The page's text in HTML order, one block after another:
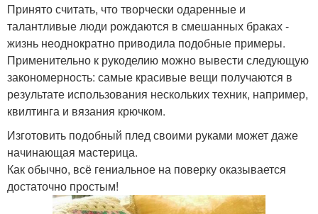
Принято считать, что творчески одаренные и
талантливые люди рождаются в смешанных браках -
жизнь неоднократно приводила подобные примеры.
Применительно к рукоделию можно вывести следующую
закономерность: самые красивые вещи получаются в
результате использования нескольких техник, например,
квилтинга и вязания крючком.
Изготовить подобный плед своими руками может даже
начинающая мастерица.
Как обычно, всё гениальное на поверку оказывается
достаточно простым!